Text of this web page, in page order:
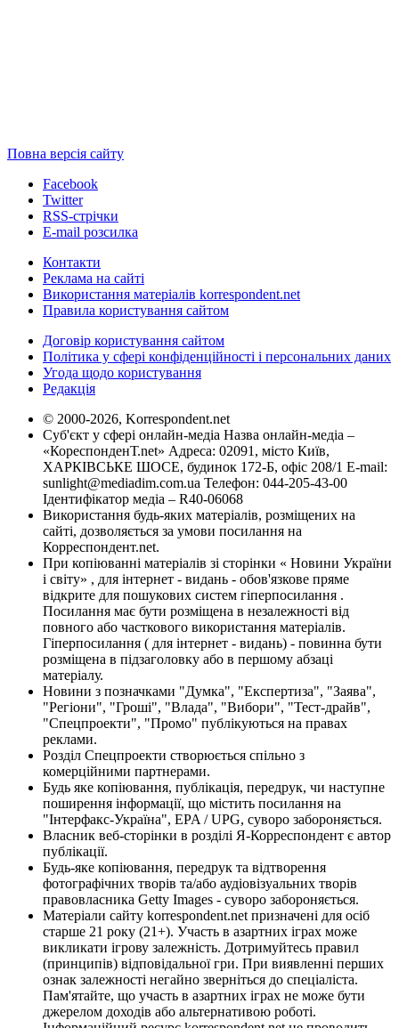
Повна версія сайту
Facebook
Twitter
RSS-стрічки
E-mail розсилка
Контакти
Реклама на сайті
Використання матеріалів korrespondent.net
Правила користування сайтом
Договір користування сайтом
Політика у сфері конфіденційності і персональних даних
Угода щодо користування
Редакція
© 2000-2026, Korrespondent.net
Суб'єкт у сфері онлайн-медіа Назва онлайн-медіа –
«КореспонденТ.net» Адреса: 02091, місто Київ,
ХАРКІВСЬКЕ ШОСЕ, будинок 172-Б, офіс 208/1 E-mail:
sunlight@mediadim.com.ua Телефон: 044-205-43-00
Ідентифікатор медіа – R40-06068
Використання будь-яких матеріалів, розміщених на
сайті, дозволяється за умови посилання на
Корреспондент.net.
При копіюванні матеріалів зі сторінки « Новини України
і світу» , для інтернет - видань - обов'язкове пряме
відкрите для пошукових систем гіперпосилання .
Посилання має бути розміщена в незалежності від
повного або часткового використання матеріалів.
Гіперпосилання ( для інтернет - видань) - повинна бути
розміщена в підзаголовку або в першому абзаці
матеріалу.
Новини з позначками "Думка", "Експертиза", "Заява",
"Регіони", "Гроші", "Влада", "Вибори", "Тест-драйв",
"Спецпроекти", "Промо" публікуються на правах
реклами.
Розділ Спецпроекти створюється спільно з
комерційними партнерами.
Будь яке копіювання, публікація, передрук, чи наступне
поширення інформації, що містить посилання на
"Інтерфакс-Україна", EPA / UPG, суворо забороняється.
Власник веб-сторінки в розділі Я-Корреспондент є автор
публікації.
Будь-яке копіювання, передрук та відтворення
фотографічних творів та/або аудіовізуальних творів
правовласника Getty Images - суворо забороняється.
Матеріали сайту korrespondent.net призначені для осіб
старше 21 року (21+). Участь в азартних іграх може
викликати ігрову залежність. Дотримуйтесь правил
(принципів) відповідальної гри. При виявленні перших
ознак залежності негайно зверніться до спеціаліста.
Пам'ятайте, що участь в азартних іграх не може бути
джерелом доходів або альтернативою роботі.